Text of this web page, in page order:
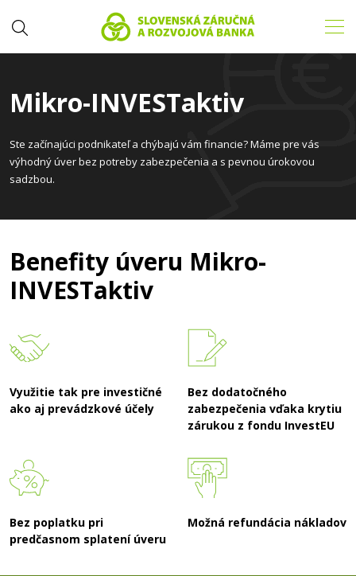
Mikro-INVESTaktiv
Ste začínajúci podnikateľ a chýbajú vám financie? Máme pre vás
výhodný úver bez potreby zabezpečenia a s pevnou úrokovou
sadzbou.
Benefity úveru Mikro-
INVESTaktiv
Využitie tak pre investičné
ako aj prevádzkové účely
Bez dodatočného
zabezpečenia vďaka krytiu
zárukou z fondu InvestEU
Bez poplatku pri
predčasnom splatení úveru
Možná refundácia nákladov